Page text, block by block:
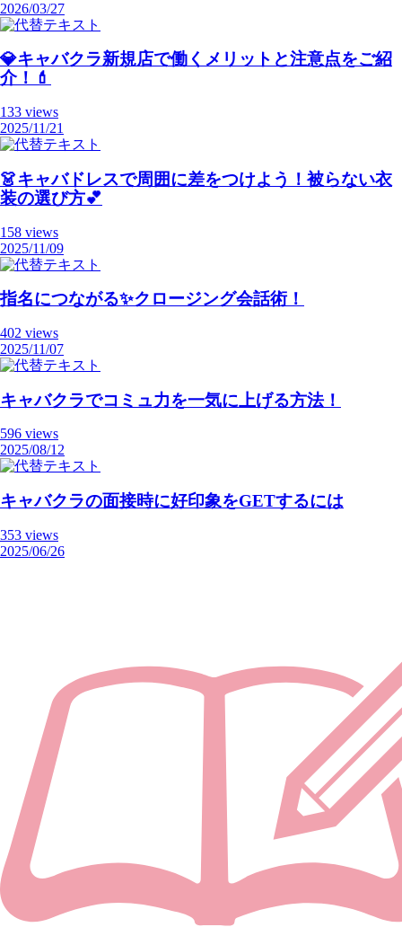
2026/03/27
💎キャバクラ新規店で働くメリットと注意点をご紹
介！💄
133 views
2025/11/21
👗キャバドレスで周囲に差をつけよう！被らない衣
装の選び方💕
158 views
2025/11/09
指名につながる✨クロージング会話術！
402 views
2025/11/07
キャバクラでコミュ力を一気に上げる方法！
596 views
2025/08/12
キャバクラの面接時に好印象をGETするには
353 views
2025/06/26